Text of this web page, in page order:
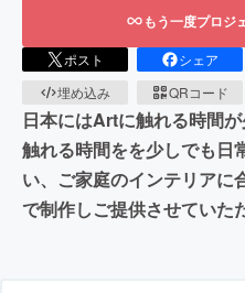
もう一度プロジ
ポスト シェア
埋め込み
QRコード
日本にはArtに触れる時間
触れる時間をを少しでも日
い、ご家庭のインテリアに
で制作しご提供させていた